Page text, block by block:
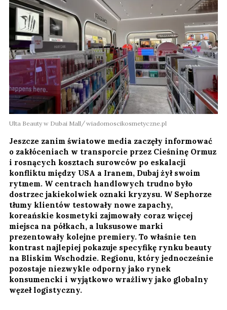
Ulta Beauty w Dubai Mall wiadomoscikosmetyczne.pl
Jeszcze zanim światowe media zaczęły informować
o zakłóceniach w transporcie przez Cieśninę Ormuz
i rosnących kosztach surowców po eskalacji
konfliktu między USA a Iranem, Dubaj żył swoim
rytmem. W centrach handlowych trudno było
dostrzec jakiekolwiek oznaki kryzysu. W Sephorze
tłumy klientów testowały nowe zapachy,
koreańskie kosmetyki zajmowały coraz więcej
miejsca na półkach, a luksusowe marki
prezentowały kolejne premiery. To właśnie ten
kontrast najlepiej pokazuje specyfikę rynku beauty
na Bliskim Wschodzie. Regionu, który jednocześnie
pozostaje niezwykle odporny jako rynek
konsumencki i wyjątkowo wrażliwy jako globalny
węzeł logistyczny.